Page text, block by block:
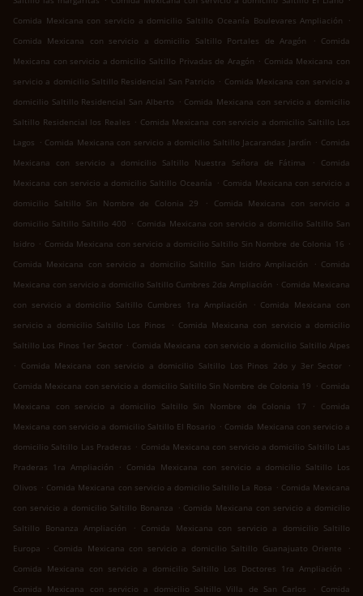
Comida Mexicana con servicio a domicilio Saltillo Oceanía Boulevares Ampliación
.
Comida Mexicana con servicio a domicilio Saltillo Portales de Aragón
. Comida
Mexicana con servicio a domicilio Saltillo Privadas de Aragón . Comida Mexicana con
servicio a domicilio Saltillo Residencial San Patricio . Comida Mexicana con servicio a
domicilio Saltillo Residencial San Alberto . Comida Mexicana con servicio a domicilio
Saltillo Residencial los Reales . Comida Mexicana con servicio a domicilio Saltillo Los
Lagos . Comida Mexicana con servicio a domicilio Saltillo Jacarandas Jardín . Comida
Mexicana con servicio a domicilio Saltillo Nuestra Señora de Fátima
.
Comida
Mexicana con servicio a domicilio Saltillo Oceanía . Comida Mexicana con servicio a
domicilio Saltillo Sin Nombre de Colonia 29
.
Comida Mexicana con servicio a
domicilio Saltillo Saltillo 400 . Comida Mexicana con servicio a domicilio Saltillo San
Isidro . Comida Mexicana con servicio a domicilio Saltillo Sin Nombre de Colonia 16 .
Comida Mexicana con servicio a domicilio Saltillo San Isidro Ampliación
. Comida
Mexicana con servicio a domicilio Saltillo Cumbres 2da Ampliación . Comida Mexicana
con servicio a domicilio Saltillo Cumbres 1ra Ampliación
. Comida Mexicana con
servicio a domicilio Saltillo Los Pinos
. Comida Mexicana con servicio a domicilio
Saltillo Los Pinos 1er Sector . Comida Mexicana con servicio a domicilio Saltillo Alpes
. Comida Mexicana con servicio a domicilio Saltillo Los Pinos 2do y 3er Sector
.
Comida Mexicana con servicio a domicilio Saltillo Sin Nombre de Colonia 19 . Comida
Mexicana con servicio a domicilio Saltillo Sin Nombre de Colonia 17
.
Comida
Mexicana con servicio a domicilio Saltillo El Rosario . Comida Mexicana con servicio a
domicilio Saltillo Las Praderas . Comida Mexicana con servicio a domicilio Saltillo Las
Praderas 1ra Ampliación
. Comida Mexicana con servicio a domicilio Saltillo Los
Olivos . Comida Mexicana con servicio a domicilio Saltillo La Rosa . Comida Mexicana
con servicio a domicilio Saltillo Bonanza . Comida Mexicana con servicio a domicilio
Saltillo Bonanza Ampliación
. Comida Mexicana con servicio a domicilio Saltillo
Europa
. Comida Mexicana con servicio a domicilio Saltillo Guanajuato Oriente
.
Comida Mexicana con servicio a domicilio Saltillo Los Doctores 1ra Ampliación
.
Comida Mexicana con servicio a domicilio Saltillo Villa de San Carlos
. Comida